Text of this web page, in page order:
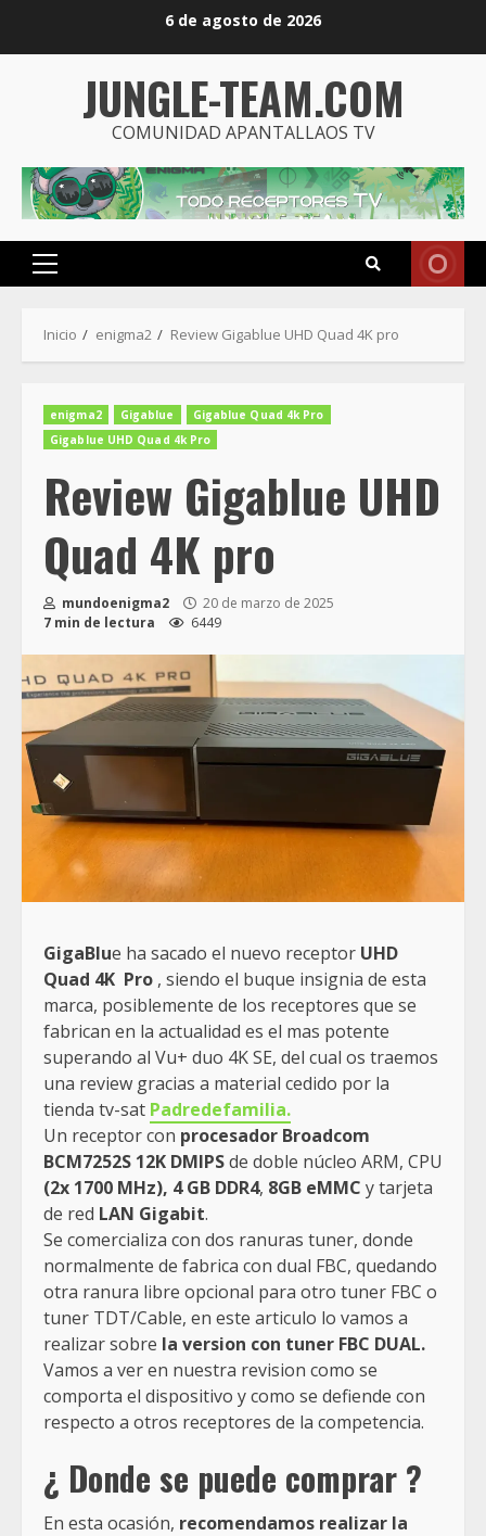
6 de agosto de 2026
JUNGLE-TEAM.COM
COMUNIDAD APANTALLAOS TV
Menú
Inicio enigma2 Review Gigablue UHD Quad 4K pro
enigma2 Gigablue
Gigablue Quad 4k Pro
Gigablue UHD Quad 4k Pro
Review Gigablue UHD
Quad 4K pro
mundoenigma2
20 de marzo de 2025
7 min de lectura
6449
GigaBlue ha sacado el nuevo receptor UHD
Quad 4K Pro , siendo el buque insignia de esta
marca, posiblemente de los receptores que se
fabrican en la actualidad es el mas potente
superando al Vu+ duo 4K SE, del cual os traemos
una review gracias a material cedido por la
tienda tv-sat Padredefamilia.
Un receptor con procesador Broadcom
BCM7252S 12K DMIPSde doble núcleo ARM, CPU
(2x 1700 MHz), 4 GB DDR4, 8GB eMMC y tarjeta
de red LAN Gigabit.
Se comercializa con dos ranuras tuner, donde
normalmente de fabrica con dual FBC, quedando
otra ranura libre opcional para otro tuner FBC o
tuner TDT/Cable, en este articulo lo vamos a
realizar sobre la version con tuner FBC DUAL.
Vamos a ver en nuestra revision como se
comporta el dispositivo y como se defiende con
respecto a otros receptores de la competencia.
¿ Donde se puede comprar ?
En esta ocasión, recomendamos realizar la